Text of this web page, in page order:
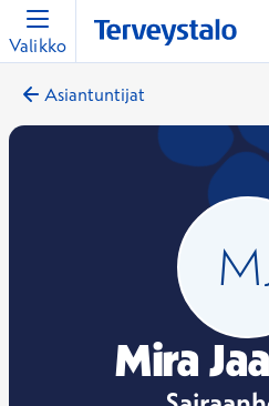
Valikko
Asiantuntijat
Mira